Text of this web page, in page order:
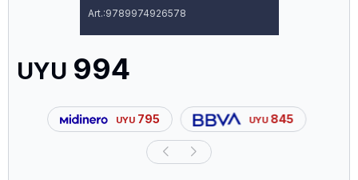
9789974926578
UYU 994
UYU 795 UYU 845